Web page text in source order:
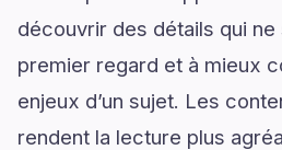
découvrir des détails qui
premier regard et à mieux
enjeux d’un sujet. Les
rendent la lecture plus